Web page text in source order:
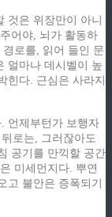
것은 위장만이 아니
어야, 뇌가 활동하
로를, 읽어 들인 문
얼마나 데시벨이 높
힌다. 근심은 사라지
언제부턴가 보행자
로는, 그러잖아도
공기를 만끽할 공간
미세먼지다. 뿌연
고 불안은 증폭되기